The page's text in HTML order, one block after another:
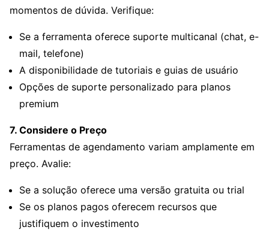
momentos de dúvida. Verifique:
Se a ferramenta oferece suporte multicanal (chat, e-
mail, telefone)
A disponibilidade de tutoriais e guias de usuário
Opções de suporte personalizado para planos
premium
7. Considere o Preço
Ferramentas de agendamento variam amplamente em
preço. Avalie:
Se a solução oferece uma versão gratuita ou trial
Se os planos pagos oferecem recursos que
justifiquem o investimento